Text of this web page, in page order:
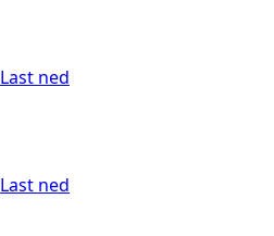
Last ned
Last ned